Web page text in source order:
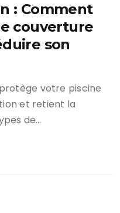
: Comment
couverture
son
votre piscine
et retient la
de…